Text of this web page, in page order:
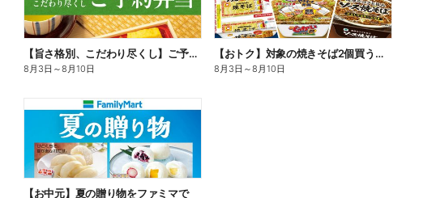
【旨さ格別、こだわり尽くし】ご予約弁当
8月3日 ～8月10日
【おトク】対象の焼きそば2個買うと100円引き!
8月3日 ～8月10日
【お中元】夏の贈り物をファミマで